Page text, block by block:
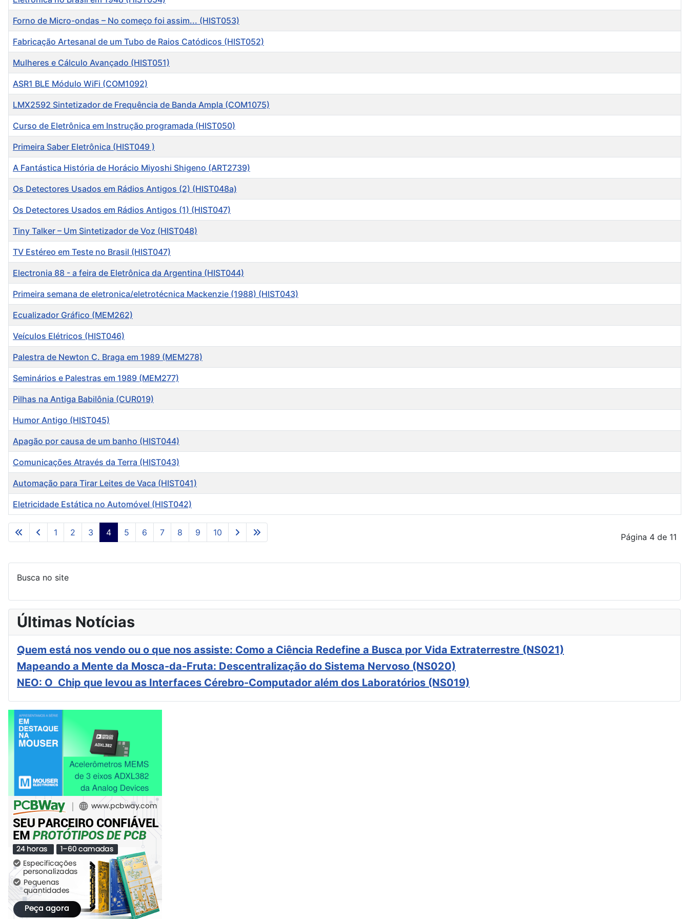
Artigos
Forno de Micro-ondas – No começo foi assim... (HIST053)
Fabricação Artesanal de um Tubo de Raios Catódicos (HIST052)
Mulheres e Cálculo Avançado (HIST051)
ASR1 BLE Módulo WiFi (COM1092)
LMX2592 Sintetizador de Frequência de Banda Ampla (COM1075)
Curso de Eletrônica em Instrução programada (HIST050)
Primeira Saber Eletrônica (HIST049 )
A Fantástica História de Horácio Miyoshi Shigeno (ART2739)
Os Detectores Usados em Rádios Antigos (2) (HIST048a)
Os Detectores Usados em Rádios Antigos (1) (HIST047)
Tiny Talker – Um Sintetizador de Voz (HIST048)
TV Estéreo em Teste no Brasil (HIST047)
Electronia 88 - a feira de Eletrônica da Argentina (HIST044)
Primeira semana de eletronica/eletrotécnica Mackenzie (1988) (HIST043)
Ecualizador Gráfico (MEM262)
Veículos Elétricos (HIST046)
Palestra de Newton C. Braga em 1989 (MEM278)
Seminários e Palestras em 1989 (MEM277)
Pilhas na Antiga Babilônia (CUR019)
Humor Antigo (HIST045)
Apagão por causa de um banho (HIST044)
Comunicações Através da Terra (HIST043)
Automação para Tirar Leites de Vaca (HIST041)
Eletricidade Estática no Automóvel (HIST042)
Página 4 de 11
1 2 3 4 5 6 7 8 9 10
Busca no site
Últimas Notícias
Quem está nos vendo ou o que nos assiste: Como a Ciência Redefine a Busca por Vida Extraterrestre (NS021)
Mapeando a Mente da Mosca-da-Fruta: Descentralização do Sistema Nervoso (NS020)
NEO: O Chip que levou as Interfaces Cérebro-Computador além dos Laboratórios (NS019)